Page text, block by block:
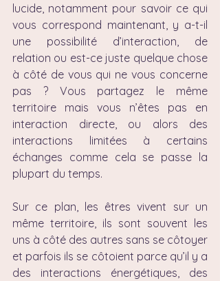
lucide, notamment pour savoir ce qui
vous correspond maintenant, y a-t-il
une possibilité d’interaction, de
relation ou est-ce juste quelque chose
à côté de vous qui ne vous concerne
pas ? Vous partagez le même
territoire mais vous n’êtes pas en
interaction directe, ou alors des
interactions limitées à certains
échanges comme cela se passe la
plupart du temps.
Sur ce plan, les êtres vivent sur un
même territoire, ils sont souvent les
uns à côté des autres sans se côtoyer
et parfois ils se côtoient parce qu’il y a
des interactions énergétiques, des